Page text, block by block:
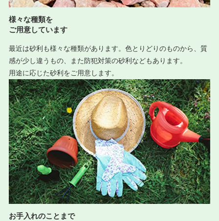
様々な種類を
ご用意しています
最近は砂利も様々な種類があります。色とりどりのものから、質
感が少し違うもの、また防犯対策の砂利などもあります。
用途に応じた砂利をご用意します。
お手入れのことまで